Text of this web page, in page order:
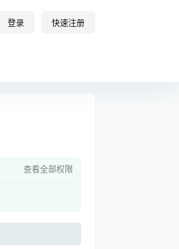
登录 快速注册
查看全部权限